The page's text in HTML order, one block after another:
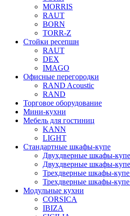
MORRIS
RAUT
BORN
TORR-Z
Стойки ресепшн
RAUT
DEX
IMAGO
Офисные перегородки
RAND Acoustic
RAND
Торговое оборудование
Мини-кухни
Мебель для гостиниц
KANN
LIGHT
Стандартные шкафы-купе
Двухдверные шкафы-
Двухдверные шкафы-
Трехдверные шкафы-
Трехдверные шкафы-
Модульные кухни
CORSICA
IBIZA